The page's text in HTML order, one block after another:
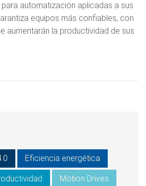
para automatización aplicadas a sus
equipos más confiables, con
aumentarán la productividad de sus
Eficiencia energética
Motion Drives